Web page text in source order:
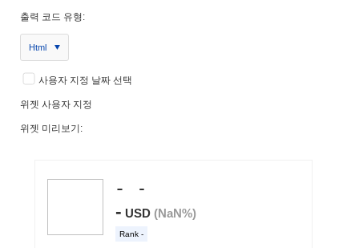
출력 코드 유형:
Html
사용자 지정 날짜 선택
위젯 사용자 지정
위젯 미리보기: